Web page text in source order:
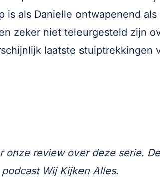
is als Danielle ontwapenend
zeker niet teleurgesteld zijn
laatste stuiptrekkingen
onze review over deze serie.
Wij Kijken Alles.